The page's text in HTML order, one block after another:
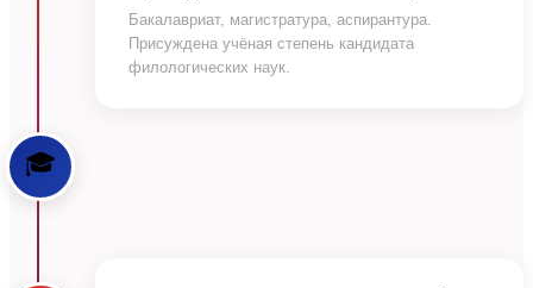
Бакалавриат, магистратура, аспирантура.
Присуждена учёная степень кандидата
филологических наук.
🎓